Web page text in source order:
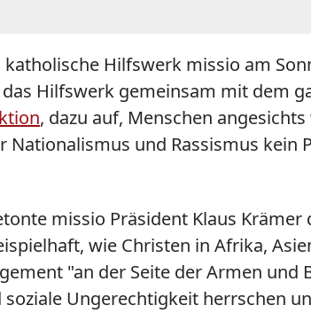
Hilfswerk missio am
Hilfswerk gemeinsam mit dem
, dazu auf, Menschen
und Rassismus kein
missio Präsident Klaus
wie Christen in Afrika,
"an der Seite der Armen und
Ungerechtigkeit herrschen